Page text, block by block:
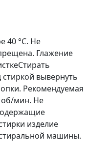
40 °С. Не
Глажение
вывернуть
Рекомендуемая
об/мин. Не
изделие
машины.